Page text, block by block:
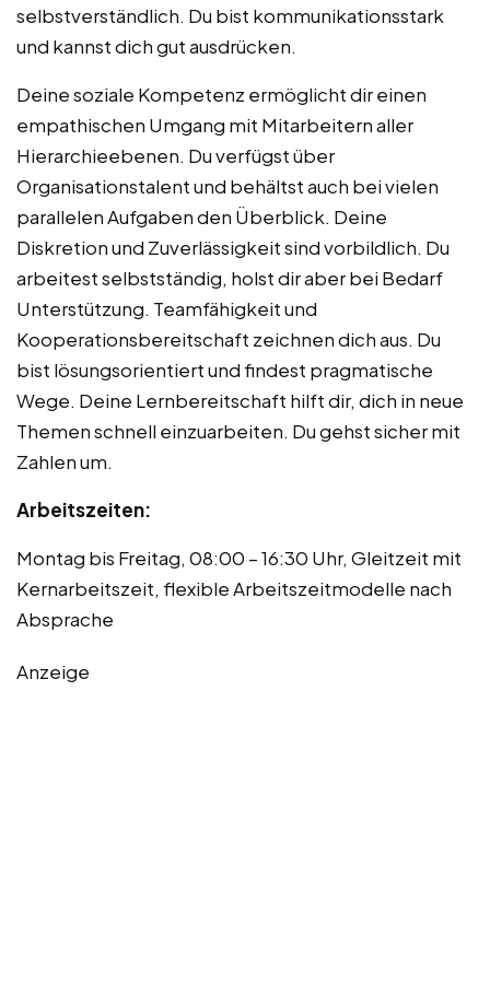
selbstverständlich. Du bist kommunikationsstark
und kannst dich gut ausdrücken.
Deine soziale Kompetenz ermöglicht dir einen
empathischen Umgang mit Mitarbeitern aller
Hierarchieebenen. Du verfügst über
Organisationstalent und behältst auch bei vielen
parallelen Aufgaben den Überblick. Deine
Diskretion und Zuverlässigkeit sind vorbildlich. Du
arbeitest selbstständig, holst dir aber bei Bedarf
Unterstützung. Teamfähigkeit und
Kooperationsbereitschaft zeichnen dich aus. Du
bist lösungsorientiert und findest pragmatische
Wege. Deine Lernbereitschaft hilft dir, dich in neue
Themen schnell einzuarbeiten. Du gehst sicher mit
Zahlen um.
Arbeitszeiten:
Montag bis Freitag, 08:00 – 16:30 Uhr, Gleitzeit mit
Kernarbeitszeit, flexible Arbeitszeitmodelle nach
Absprache
Anzeige